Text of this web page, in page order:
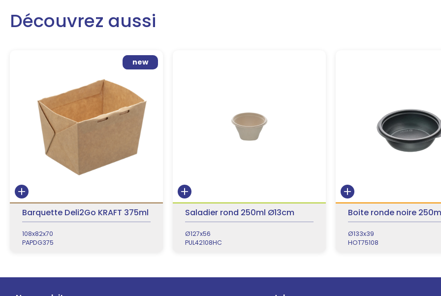
Découvrez aussi
new
Barquette Deli2Go KRAFT 375ml
108x82x70
PAPDG375
Saladier rond 250ml Ø13cm
Ø127x56
PUL42108HC
Boite ronde noire
Ø133x39
HOT75108